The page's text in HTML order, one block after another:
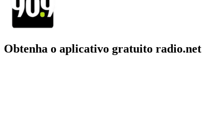
Obtenha o aplicativo gratuito radio.net